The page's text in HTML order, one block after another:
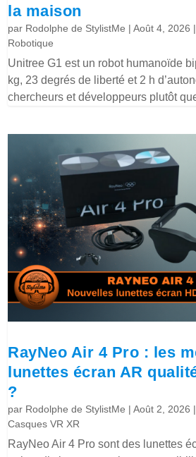
la maison
par Rodolphe de StylistMe |Août 4, 2026
Robotique
Unitree G1 est un robot humanoïde
kg, 23 degrés de liberté et 2 h
chercheurs et développeurs plutôt
RayNeo Air 4 Pro : les
lunettes écran AR
?
par Rodolphe de StylistMe |Août 2, 2026
Casques VR XR
RayNeo Air 4 Pro sont des lunettes